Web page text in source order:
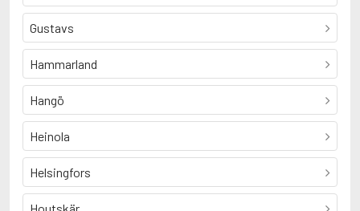
Gustavs
Hammarland
Hangö
Heinola
Helsingfors